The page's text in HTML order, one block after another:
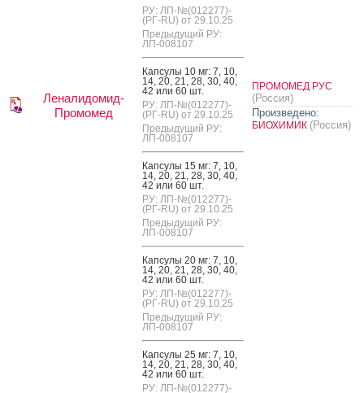
Леналидомид-
Промомед
РУ: ЛП-№(012277)-
(РГ-RU) от 29.10.25
Предыдущий РУ:
ЛП-008107
Кап­су­лы 10 мг: 7, 10,
14, 20, 21, 28, 30, 40,
42 или 60 шт.
РУ: ЛП-№(012277)-
(РГ-RU) от 29.10.25
Предыдущий РУ:
ЛП-008107
Кап­су­лы 15 мг: 7, 10,
14, 20, 21, 28, 30, 40,
42 или 60 шт.
РУ: ЛП-№(012277)-
(РГ-RU) от 29.10.25
Предыдущий РУ:
ЛП-008107
Кап­су­лы 20 мг: 7, 10,
14, 20, 21, 28, 30, 40,
42 или 60 шт.
РУ: ЛП-№(012277)-
(РГ-RU) от 29.10.25
Предыдущий РУ:
ЛП-008107
Кап­су­лы 25 мг: 7, 10,
14, 20, 21, 28, 30, 40,
42 или 60 шт.
РУ: ЛП-№(012277)-
ПРОМОМЕД РУС
(Россия)
Произведено:
БИОХИМИК (Россия)